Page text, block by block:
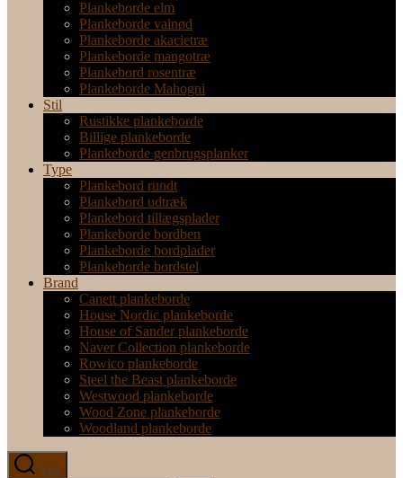
Plankeborde elm
Plankeborde valnød
Plankeborde akacietræ
Plankeborde mangotræ
Plankebord rosentræ
Plankeborde Mahogni
Stil
Rustikke plankeborde
Billige plankeborde
Plankeborde genbrugsplanker
Type
Plankebord rundt
Plankebord udtræk
Plankebord tillægsplader
Plankeborde bordben
Plankeborde bordplader
Plankeborde bordstel
Brand
Canett plankeborde
House Nordic plankeborde
House of Sander plankeborde
Naver Collection plankeborde
Rowico plankeborde
Steel the Beast plankeborde
Westwood plankeborde
Wood Zone plankeborde
Woodland plankeborde
Søg